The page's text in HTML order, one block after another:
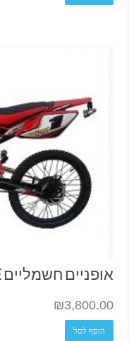
אופניים חשמליים MOTOBIKE
₪3,800.00
הוסף לסל